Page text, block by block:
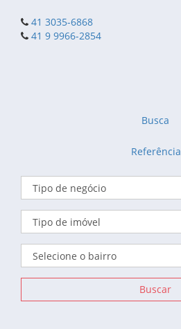
41 3035-6868
41 9 9966-2854
Busca
Referência
Buscar